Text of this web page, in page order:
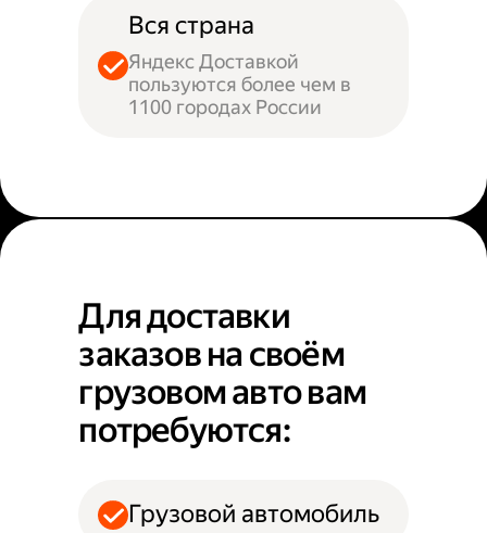
Вся страна
Яндекс Доставкой
пользуются более чем в
1100 городах России
Для доставки
заказов на своём
грузовом авто вам
потребуются:
Грузовой автомобиль